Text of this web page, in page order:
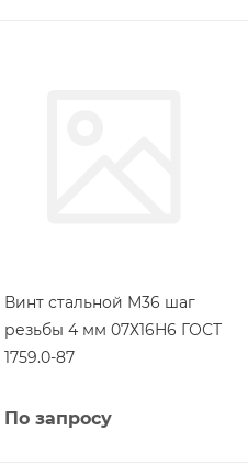
Винт стальной М36 шаг
резьбы 4 мм 07Х16Н6 ГОСТ
1759.0-87
По запросу